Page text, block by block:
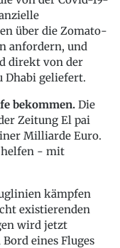
über die Zomato-
anfordern, und
direkt von der
geliefert.
bekommen. Die
Zeitung El pai
Milliarde Euro.
helfen - mit
kämpfen
existierenden
wird jetzt
eines Fluges